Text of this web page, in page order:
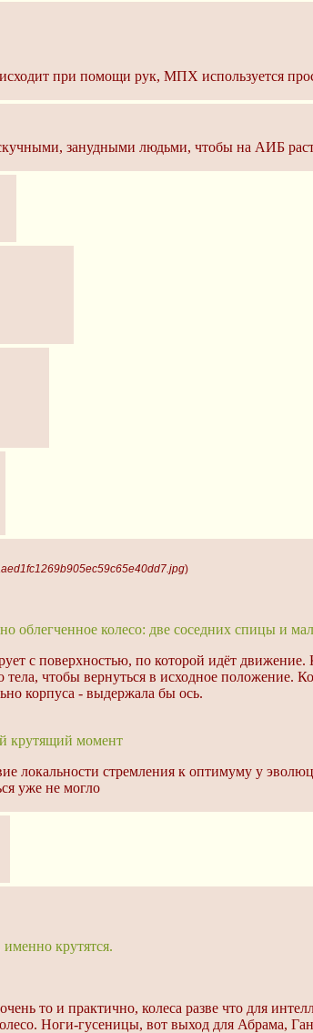
при помощи рук, МПХ используется
занудными людьми, чтобы на АИБ
)
облегченное колесо: две соседних спицы и
с поверхностью, по которой идёт
тела, чтобы вернуться в исходное положение.
корпуса - выдержала бы ось.
крутящий момент
локальности стремления к оптимуму у
уже не могло
крутятся.
то и практично, колеса разве что для
Ноги-гусеницы, вот выход для Абрама,